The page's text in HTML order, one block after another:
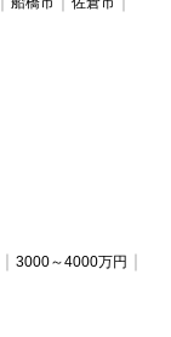
3000～4000万円